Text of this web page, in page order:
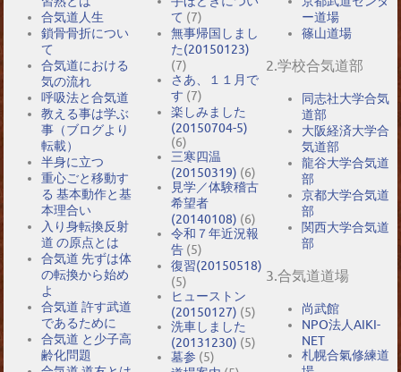
合気道人生
鎖骨骨折につい
て
合気道における
気の流れ
呼吸法と合気道
教える事は学ぶ
事（ブログより
転載）
半身に立つ
重心ごと移動す
る 基本動作と基
本理合い
入り身転換反射
道 の原点とは
合気道 先ずは体
の転換から始め
よ
合気道 許す武道
であるために
合気道 と少子高
齢化問題
て (7)
無事帰国しまし
た(20150123)
(7)
さあ、１１月で
す (7)
楽しみました
(20150704-5)
(6)
三寒四温
(20150319) (6)
見学／体験稽古
希望者
(20140108) (6)
令和７年近況報
告 (5)
復習(20150518)
(5)
ヒューストン
(20150127) (5)
洗車しました
(20131230) (5)
墓参 (5)
ー道場
篠山道場
2.学校合気道部
同志社大学合気
道部
大阪経済大学合
気道部
龍谷大学合気道
部
京都大学合気道
部
関西大学合気道
部
3.合気道道場
尚武館
NPO法人AIKI-
NET
札幌合氣修練道